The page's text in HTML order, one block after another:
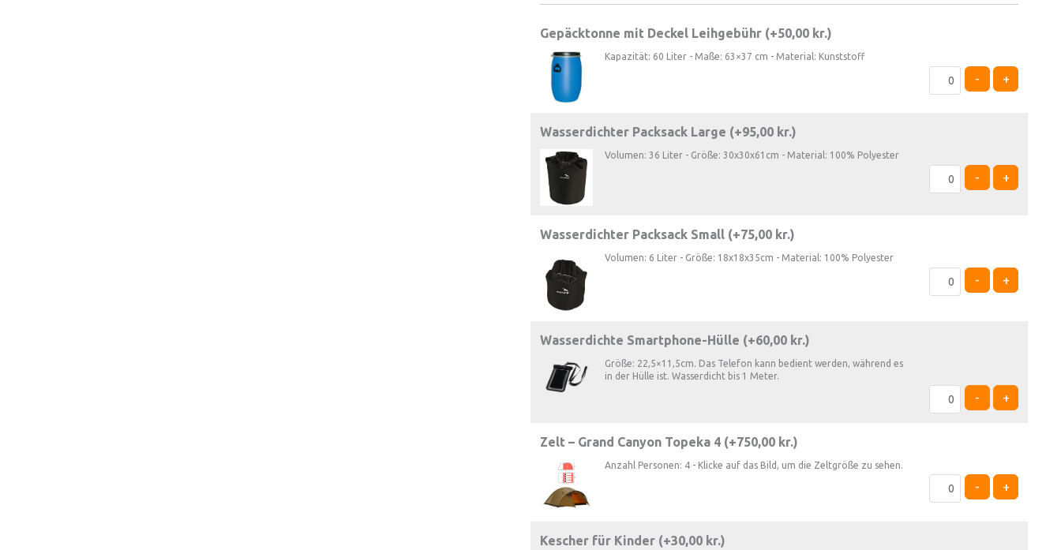
Gepäcktonne mit Deckel Leihgebühr (+50,00 kr.)
Kapazität: 60 Liter - Maße: 63×37 cm - Material: Kunststoff
- +
Wasserdichter Packsack Large (+95,00 kr.)
Volumen: 36 Liter - Größe: 30x30x61cm - Material: 100% Polyester
- +
Wasserdichter Packsack Small (+75,00 kr.)
Volumen: 6 Liter - Größe: 18x18x35cm - Material: 100% Polyester
- +
Wasserdichte Smartphone-Hülle (+60,00 kr.)
Größe: 22,5×11,5cm. Das Telefon kann bedient werden, während es
in der Hülle ist. Wasserdicht bis 1 Meter.
- +
Zelt – Grand Canyon Topeka 4 (+750,00 kr.)
Anzahl Personen: 4 - Klicke auf das Bild, um die Zeltgröße zu sehen.
- +
Kescher für Kinder (+30,00 kr.)